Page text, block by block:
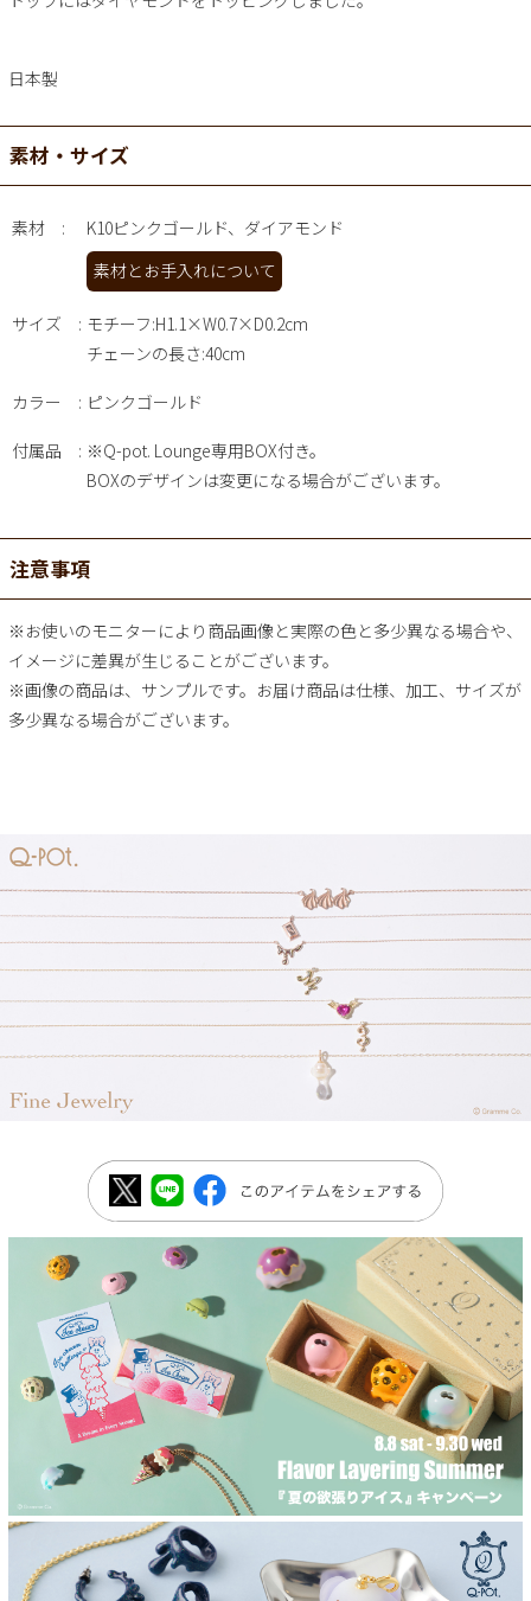
日本製
素材・サイズ
素材
K10ピンクゴールド、ダイアモンド
素材とお手入れについて
サイズ
モチーフ:H1.1×W0.7×D0.2cm
チェーンの長さ:40cm
カラー ピンクゴールド
付属品
※Q-pot. Lounge専用BOX付き。
BOXのデザインは変更になる場合がございます。
注意事項
※お使いのモニターにより商品画像と実際の色と多少異なる場合や、
イメージに差異が生じることがございます。
※画像の商品は、サンプルです。お届け商品は仕様、加工、サイズが
多少異なる場合がございます。